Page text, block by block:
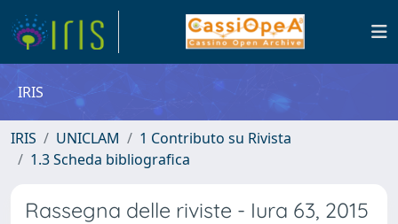
IRIS
IRIS UNICLAM
1 Contributo su Rivista
1.3 Scheda bibliografica
Rassegna delle riviste - Iura 63, 2015